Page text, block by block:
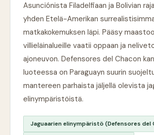
Asunciónista Filadelfiaan ja Bolivian
yhden Etelä-Amerikan
matkakokemuksen läpi. Pääsy
villieläinalueille vaatii oppaan ja
ajoneuvon. Defensores del Chacon
luoteessa on Paraguayn suurin suojeltu
mantereen parhaista jäljellä olevista
elinympäristöistä.
Jaguaarien elinympäristö (Defensores del